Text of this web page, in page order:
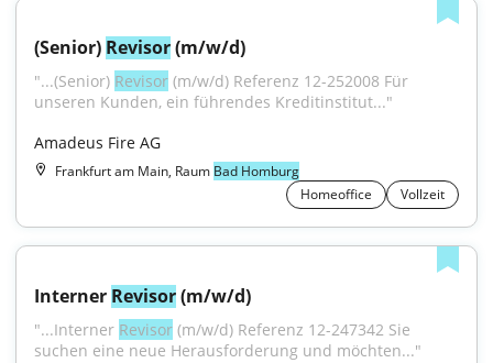
(Senior) Revisor (m/w/d)
"...(Senior) Revisor (m/w/d) Referenz 12-252008 Für
unseren Kunden, ein führendes Kreditinstitut..."
Amadeus Fire AG
Frankfurt am Main, Raum Bad Homburg
Homeoffice
Vollzeit
Interner Revisor (m/w/d)
"...Interner Revisor (m/w/d) Referenz 12-247342 Sie
suchen eine neue Herausforderung und möchten..."